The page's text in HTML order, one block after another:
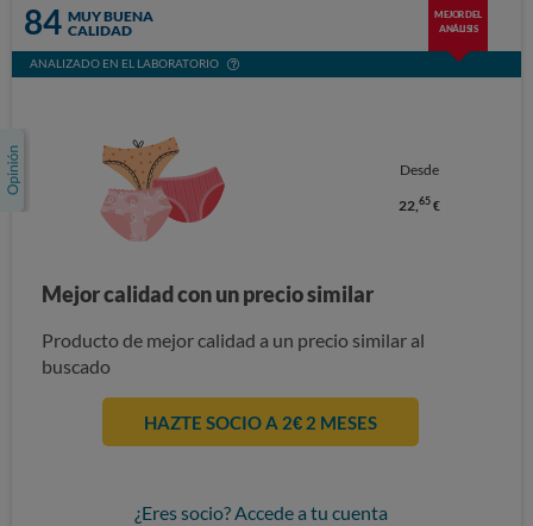
84 MUY BUENA
CALIDAD
MEJOR DEL
ANÁLISIS
ANALIZADO EN EL LABORATORIO
Desde
22, 65€
Mejor calidad con un precio similar
Producto de mejor calidad a un precio similar al
buscado
HAZTE SOCIO A 2€ 2 MESES
¿Eres socio? Accede a tu cuenta